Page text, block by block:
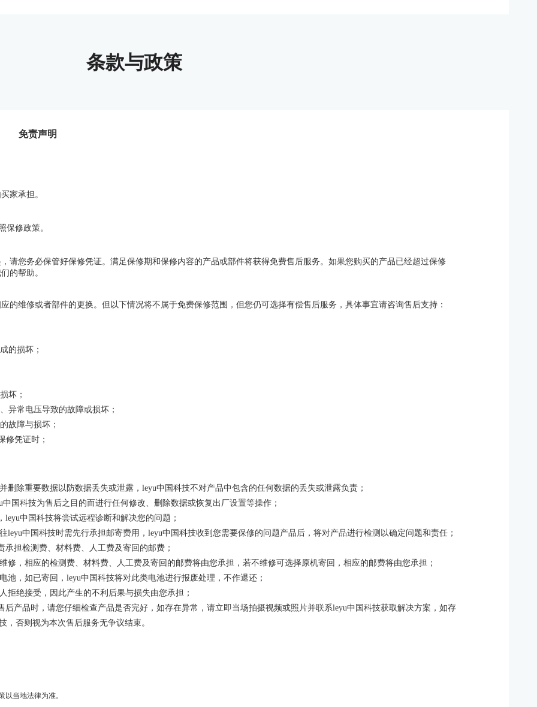
条款与政策
免责声明
家承担。
保修政策。
请您务必保管好保修凭证。满足保修期和保修内容的产品或部件将获得免费售后服务。如果您购买的产品已经超过保修
的帮助。
的维修或者部件的更换。但以下情况将不属于免费保修范围，但您仍可选择有偿售后服务，具体事宜请咨询售后支持：
的损坏；
坏；
常电压导致的故障或损坏；
故障与损坏；
凭证时；
删除重要数据以防数据丢失或泄露，leyu中国科技不对产品中包含的任何数据的丢失或泄露负责；
国科技为售后之目的而进行任何修改、删除数据或恢复出厂设置等操作；
中国科技将尝试远程诊断和解决您的问题；
leyu中国科技时需先行承担邮寄费用，leyu中国科技收到您需要保修的问题产品后，将对产品进行检测以确定问题和责任；
担检测费、材料费、人工费及寄回的邮费；
修，相应的检测费、材料费、人工费及寄回的邮费将由您承担，若不维修可选择原机寄回，相应的邮费将由您承担；
池，如已寄回，leyu中国科技将对此类电池进行报废处理，不作退还；
拒绝接受，因此产生的不利后果与损失由您承担；
后产品时，请您仔细检查产品是否完好，如存在异常，请立即当场拍摄视频或照片并联系leyu中国科技获取解决方案，如存
，否则视为本次售后服务无争议结束。
当地法律为准。